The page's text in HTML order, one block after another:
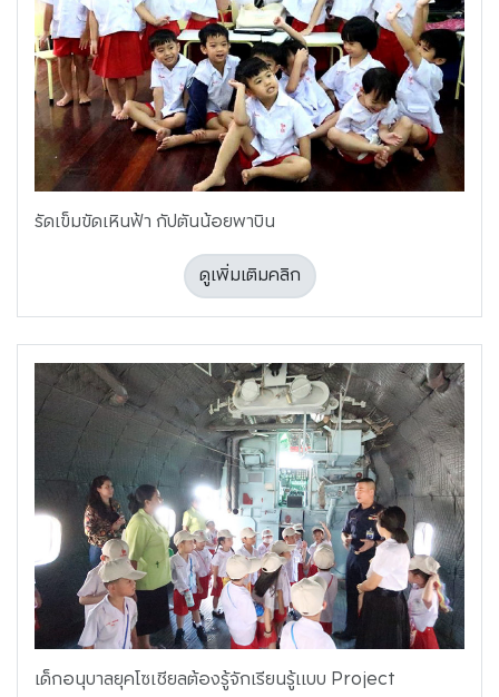
รัดเข็มขัดเหินฟ้า กัปตันน้อยพาบิน
ดูเพิ่มเติมคลิก
เด็กอนุบาลยุคโซเชียลต้องรู้จักเรียนรู้แบบ Project